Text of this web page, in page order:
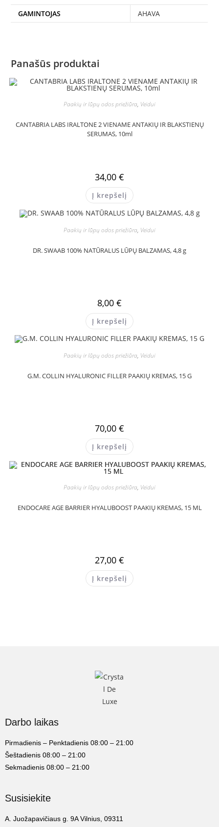
GAMINTOJAS AHAVA
Panašūs produktai
Paakių ir lūpų odos priežiūra, Veidui
CANTABRIA LABS IRALTONE 2 VIENAME ANTAKIŲ IR BLAKSTIENŲ
SERUMAS, 10ml
34,00 €
Į krepšelį
Paakių ir lūpų odos priežiūra, Veidui
DR. SWAAB 100% NATŪRALUS LŪPŲ BALZAMAS, 4,8 g
8,00 €
Į krepšelį
Paakių ir lūpų odos priežiūra, Veidui
G.M. COLLIN HYALURONIC FILLER PAAKIŲ KREMAS, 15 G
70,00 €
Į krepšelį
Paakių ir lūpų odos priežiūra, Veidui
ENDOCARE AGE BARRIER HYALUBOOST PAAKIŲ KREMAS, 15 ML
27,00 €
Į krepšelį
Darbo laikas
Pirmadienis – Penktadienis 08:00 – 21:00
Šeštadienis 08:00 – 21:00
Sekmadienis 08:00 – 21:00
Susisiekite
A. Juožapavičiaus g. 9A Vilnius, 09311